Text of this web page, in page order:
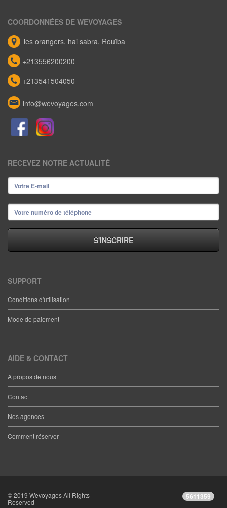
COORDONNÉES DE WEVOYAGES
les orangers, hai sabra, Rouïba
+213556200200
+213541504050
info@wevoyages.com
RECEVEZ NOTRE ACTUALITÉ
SUPPORT
Conditions d'utilisation
Mode de paiement
AIDE & CONTACT
A propos de nous
Contact
Nos agences
Comment réserver
© 2019 Wevoyages All Rights
Reserved
5611359